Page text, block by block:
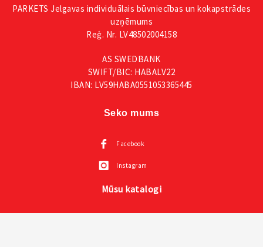
PARKETS Jelgavas individuālais būvniecības un kokapstrādes
uzņēmums
Reģ. Nr. LV48502004158
AS SWEDBANK
SWIFT/BIC: HABALV22
IBAN: LV59HABA0551053365445
Seko mums
Facebook
Instagram
Mūsu katalogi